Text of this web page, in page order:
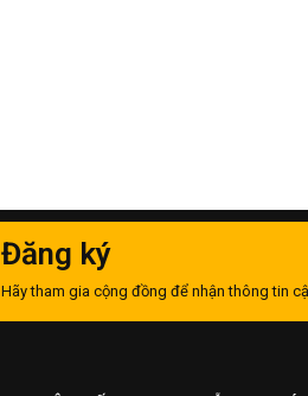
Đăng ký
Hãy tham gia cộng đồng để nhận thông tin